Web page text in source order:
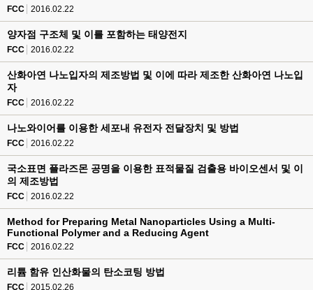
FCC 2016.02.22
양자점 구조체 및 이를 포함하는 태양전지
FCC 2016.02.22
산화아연 나노입자의 제조방법 및 이에 따라 제조한 산화아연 나노입
자
FCC 2016.02.22
나노와이어를 이용한 세포내 유전자 전달장치 및 방법
FCC 2016.02.22
국소표면 플라즈몬 공명을 이용한 표적물질 검출용 바이오센서 및 이
의 제조방법
FCC 2016.02.22
Method for Preparing Metal Nanoparticles Using a Multi-
Functional Polymer and a Reducing Agent
FCC 2016.02.22
리튬 함유 인산화물의 탄소코팅 방법
FCC 2015.02.26